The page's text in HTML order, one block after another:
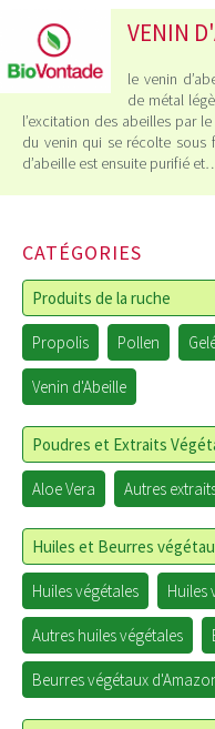
VENIN
le venin
de métal
l’excitation des abeilles par
du venin qui se récolte sous
d’abeille est ensuite purifié
CATÉGORIES
Produits de la ruche
Propolis Pollen
Venin d'Abeille
Poudres et Extraits
Aloe Vera Autres
Huiles et Beurres
Huiles végétales Huiles
Autres huiles végétales
Beurres végétaux